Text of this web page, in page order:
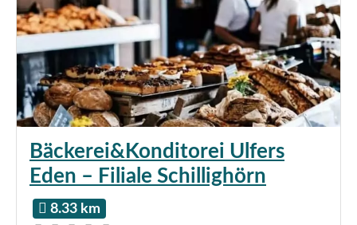
Bäckerei&Konditorei Ulfers
Eden – Filiale Schillighörn
8.33 km